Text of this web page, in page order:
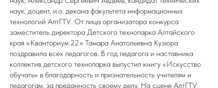
наук, доцент, и.о. декана факультета информационных
технологий АлтГТУ. От лица организатора конкурса
заместитель директора Детского технопарка Алтайского
края «Кванториум.22» Тамара Анатольевна Кузюра
поздравила всех педагогов. В год педагога и наставника
коллектив детского технопарка выпустил книгу «Искусство
обучать» в благодарность и признательность учителям и
педагогам, за преданность своему делу. На сцене АлтГТУ